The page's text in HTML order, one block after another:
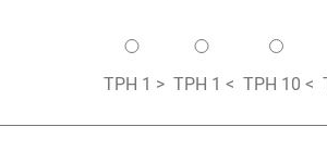
> 10 TPH
> 1 TPH
< 1 TPH